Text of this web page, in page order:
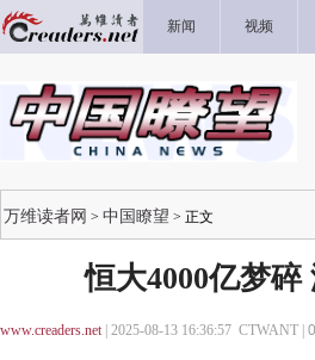
新闻 视频
万维读者网 > 中国瞭望 > 正文
恒大4000亿梦
www.creaders.net| 2025-08-13 16:36:57 CTWANT | 0